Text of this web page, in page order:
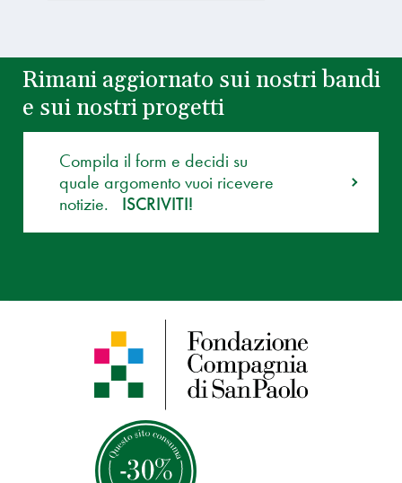
Rimani aggiornato sui nostri bandi
e sui nostri progetti
Compila il form e decidi su
quale argomento vuoi ricevere
notizie.
ISCRIVITI!